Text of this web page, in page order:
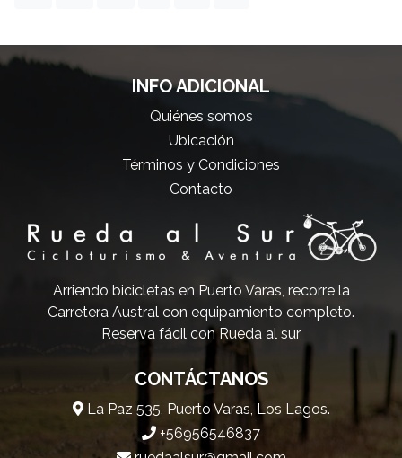
INFO ADICIONAL
Quiénes somos
Ubicación
Términos y Condiciones
Contacto
Arriendo bicicletas en Puerto Varas, recorre la
Carretera Austral con equipamiento completo.
Reserva fácil con Rueda al sur
CONTÁCTANOS
La Paz 535, Puerto Varas, Los Lagos.
+56956546837